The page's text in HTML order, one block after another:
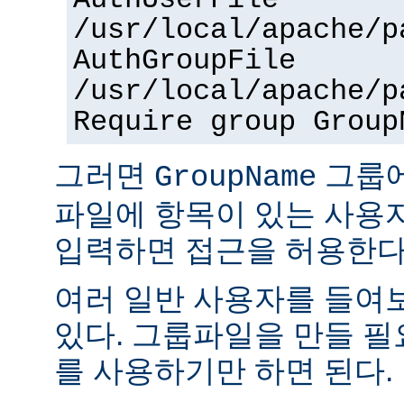
/usr/local/apache/
AuthGroupFile
/usr/local/apache/
Require group
그러면 GroupName 그룹
파일에 항목이 있는 사용
입력하면 접근을 허용한
여러 일반 사용자를 들여
있다. 그룹파일을 만들
를 사용하기만 하면 된다.